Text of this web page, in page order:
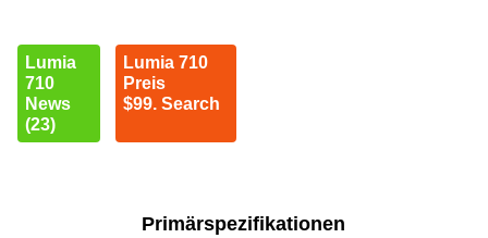
Lumia
710
News
(23)
Lumia 710
Preis
$99. Search
Primärspezifikationen